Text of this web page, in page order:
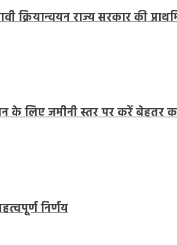
क्रियान्वयन राज्य सरकार की
के लिए जमीनी स्तर पर करें बेहतर
निर्णय